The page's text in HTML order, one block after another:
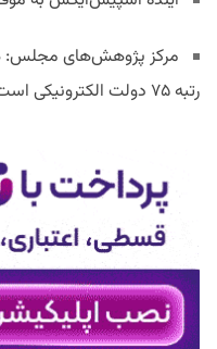
مرکز پژوهش‌های مجلس:
رتبه ۷۵ دولت الکترونیکی است